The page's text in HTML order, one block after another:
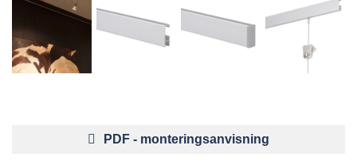
PDF - monteringsanvisning